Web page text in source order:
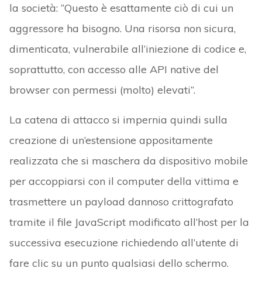
la società: “Questo è esattamente ciò di cui un
aggressore ha bisogno. Una risorsa non sicura,
dimenticata, vulnerabile all’iniezione di codice e,
soprattutto, con accesso alle API native del
browser con permessi (molto) elevati”.
La catena di attacco si impernia quindi sulla
creazione di un’estensione appositamente
realizzata che si maschera da dispositivo mobile
per accoppiarsi con il computer della vittima e
trasmettere un payload dannoso crittografato
tramite il file JavaScript modificato all’host per la
successiva esecuzione richiedendo all’utente di
fare clic su un punto qualsiasi dello schermo.